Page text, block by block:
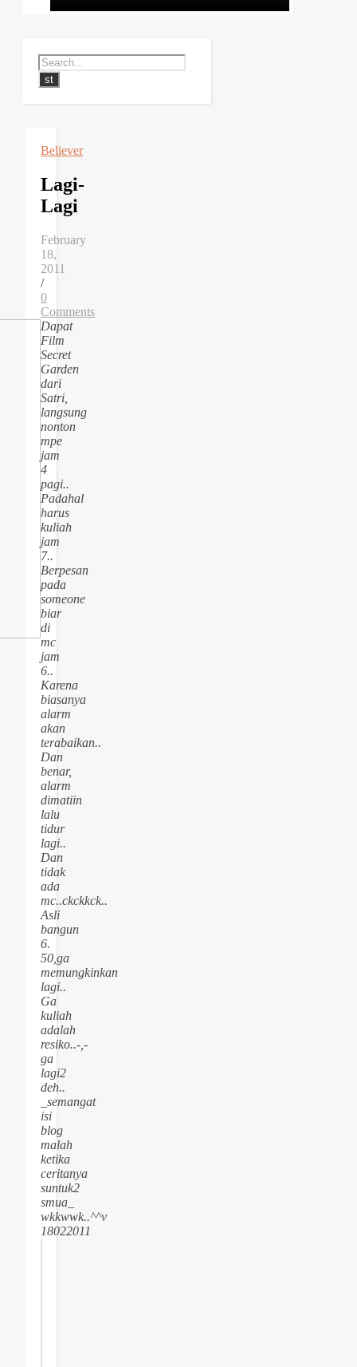
Believer
Lagi-
Lagi
February
18,
2011
/
0
Comments
Dapat
Film
Secret
Garden
dari
Satri,
langsung
nonton
mpe
jam
4
pagi..
Padahal
harus
kuliah
jam
7..
Berpesan
pada
someone
biar
di
mc
jam
6..
Karena
biasanya
alarm
akan
terabaikan..
Dan
benar,
alarm
dimatiin
lalu
tidur
lagi..
Dan
tidak
ada
mc..ckckkck..
Asli
bangun
6.
50,ga
memungkinkan
lagi..
Ga
kuliah
adalah
resiko..-,-
ga
lagi2
deh..
_semangat
isi
blog
malah
ketika
ceritanya
suntuk2
smua_
wkkwwk..^^v
18022011